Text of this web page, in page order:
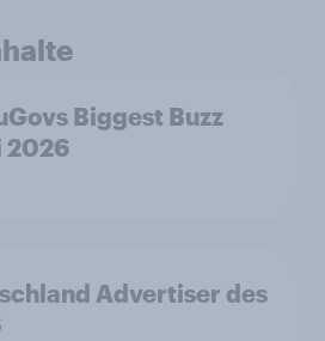
Biggest Buzz
2026
Advertiser des